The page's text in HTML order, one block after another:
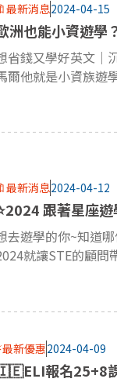
最新消息2024-04-15
洲也能小資遊學
省錢又學好英文｜
爾他就是小資族遊學
最新消息2024-04-12
跟著星座
去遊學的你~知道
就讓STE的顧問
最新優惠2024-04-09
報名25+8